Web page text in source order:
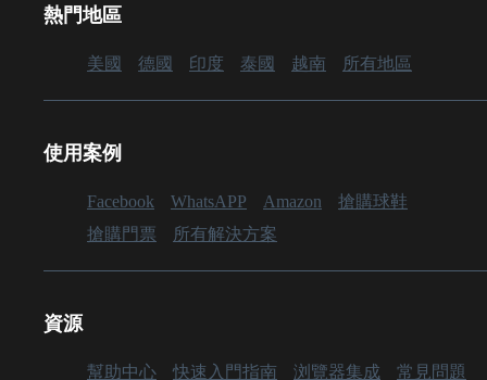
熱門地區
美國 德國 印度 泰國 越南 所有地區
使用案例
Facebook WhatsAPP Amazon
搶購球鞋
搶購門票
所有解決方案
資源
幫助中心 快速入門指南 浏覽器集成 常見問題